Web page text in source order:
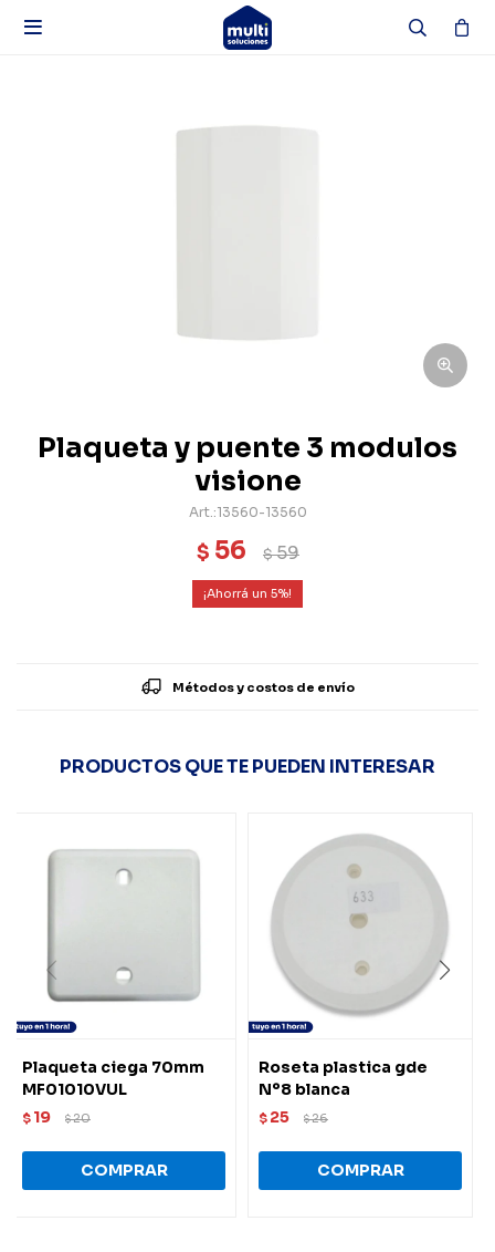

Plaqueta y puente 3 modulos
visione
13560-13560
$ 56 $59
5
Métodos y costos de envío
PRODUCTOS QUE TE PUEDEN INTERESAR
Plaqueta ciega 70mm
MF01010VUL
$ 19 $20
Roseta plastica gde
Nº8 blanca
$ 25 $26